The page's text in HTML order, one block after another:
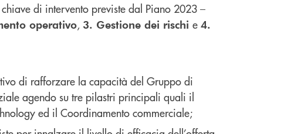
di intervento previste dal Piano 2023 –
operativo, 3. Gestione dei rischi e 4.
di rafforzare la capacità del Gruppo di
agendo su tre pilastri principali quali il
ed il Coordinamento commerciale;